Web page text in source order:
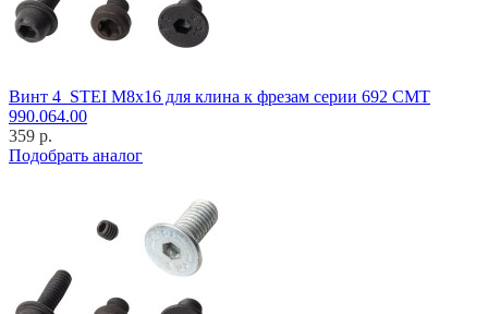
Винт 4_STEI M8x16 для клина к фрезам серии 692 CMT
990.064.00
359 р.
Подобрать аналог